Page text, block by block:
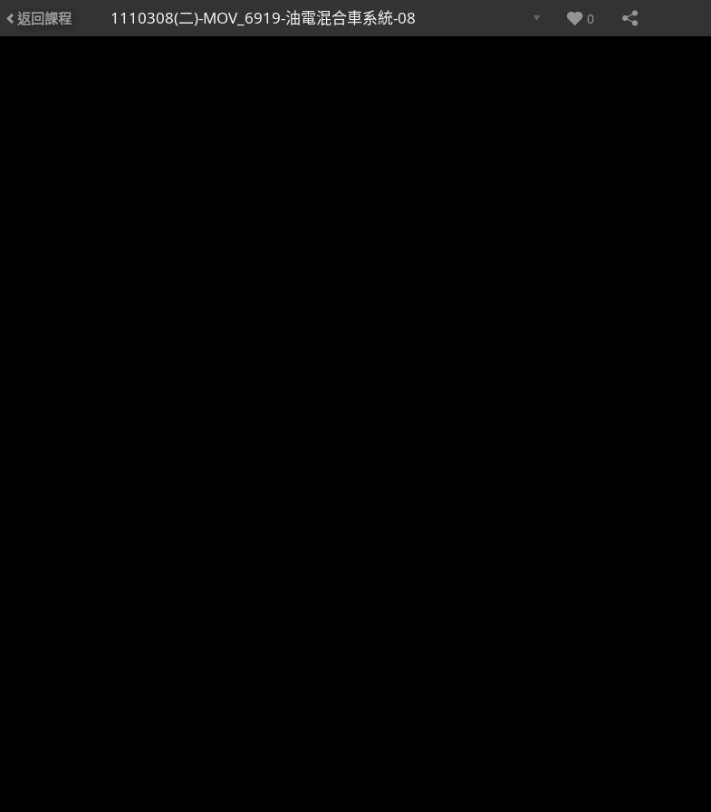
0
返回課程 1110308(二)-MOV_6919-油電混合車系統-08